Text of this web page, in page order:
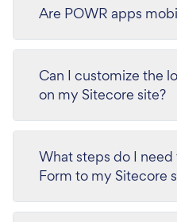
Are POWR apps
Can I customize the
on my Sitecore site?
What steps do I
Form to my Sitecore